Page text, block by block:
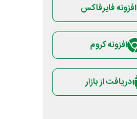
افزونه فایرفاکس
افزونه کروم
دریافت از بازار